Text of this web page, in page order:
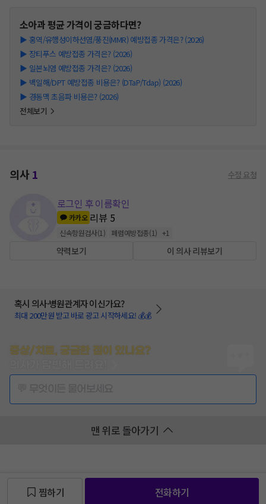
소아과평균 가격이 궁금하다면?
▶ 홍역/유행성이하선염/풍진(MMR) 예방접종 가격은? (2026)
▶ 장티푸스 예방접종 가격은? (2026)
▶ 일본뇌염 예방접종 가격은? (2026)
▶ 백일해/DPT 예방접종 비용은? (DTaP/Tdap) (2026)
▶ 경동맥 초음파 비용은? (2026)
전체보기
의사1 수정 요청
로그인 후 이름확인
카카오 리뷰 5
신속항원검사(1 ) 폐렴예방접종(1) +1
약력보기 이 의사 리뷰보기
혹시 의사·병원관계자 이신가요?
최대 200만원 받고 바로 광고 시작하세요! 💰💰
증상/치료, 궁금한 점이 있나요?
맨 위로 돌아가기
찜하기 전화하기